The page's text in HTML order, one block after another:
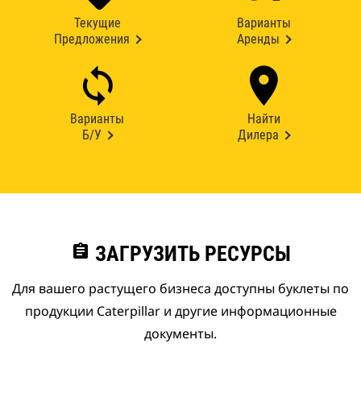
Текущие
Предложения
Варианты
Аренды
Варианты
Б/У
Найти
Дилера
assignment ЗАГРУЗИТЬ РЕСУРСЫ
Для вашего растущего бизнеса доступны буклеты по
продукции Caterpillar и другие информационные
документы.